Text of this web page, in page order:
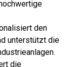
den
unterstützt die
die